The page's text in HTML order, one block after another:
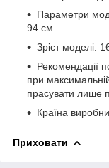
Параметри
94 см
Зріст моделі:
Рекомендації
при
прасувати лише
Країна
Приховати